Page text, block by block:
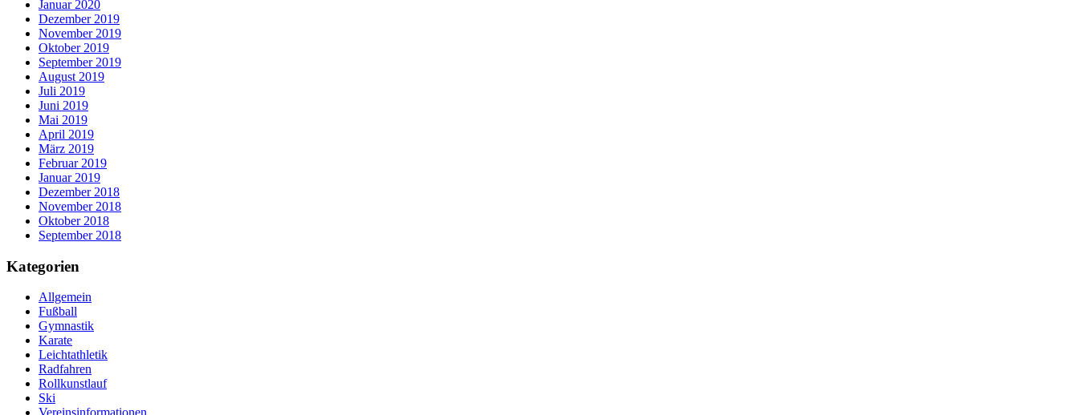
Januar 2020
Dezember 2019
November 2019
Oktober 2019
September 2019
August 2019
Juli 2019
Juni 2019
Mai 2019
April 2019
März 2019
Februar 2019
Januar 2019
Dezember 2018
November 2018
Oktober 2018
September 2018
Kategorien
Allgemein
Fußball
Gymnastik
Karate
Leichtathletik
Radfahren
Rollkunstlauf
Ski